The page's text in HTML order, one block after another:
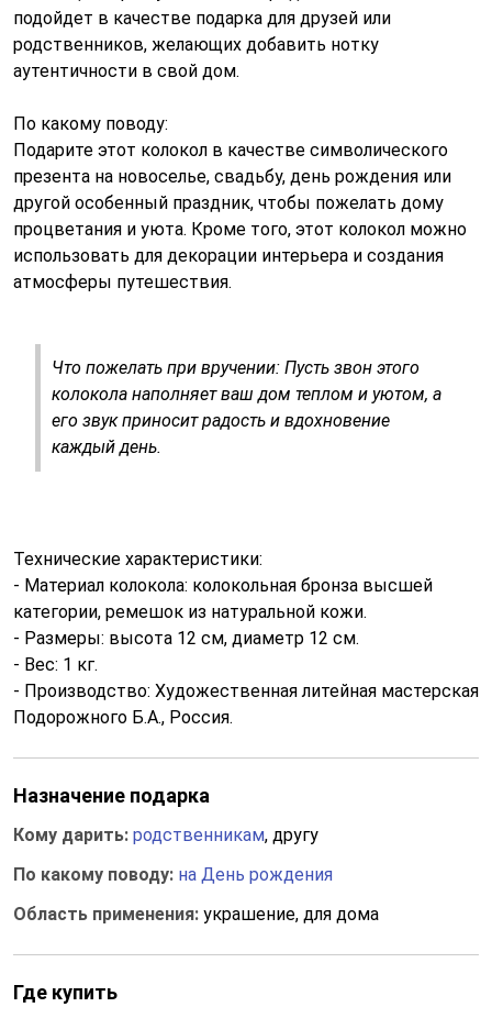
подойдет в качестве подарка для друзей или
родственников, желающих добавить нотку
аутентичности в свой дом.
По какому поводу:
Подарите этот колокол в качестве символического
презента на новоселье, свадьбу, день рождения или
другой особенный праздник, чтобы пожелать дому
процветания и уюта. Кроме того, этот колокол можно
использовать для декорации интерьера и создания
атмосферы путешествия.
Что пожелать при вручении: Пусть звон этого
колокола наполняет ваш дом теплом и уютом, а
его звук приносит радость и вдохновение
каждый день.
Технические характеристики:
- Материал колокола: колокольная бронза высшей
категории, ремешок из натуральной кожи.
- Размеры: высота 12 см, диаметр 12 см.
- Вес: 1 кг.
- Производство: Художественная литейная мастерская
Подорожного Б.А., Россия.
Назначение подарка
Кому дарить: родственникам, другу
По какому поводу: на День рождения
Область применения: украшение, для дома
Где купить